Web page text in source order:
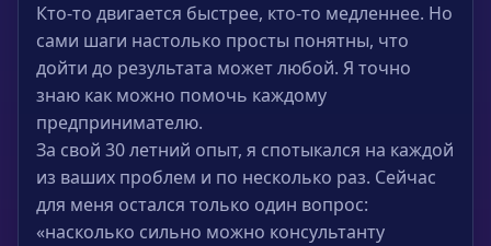
Кто-то двигается быстрее, кто-то медленнее. Но
сами шаги настолько просты понятны, что
дойти до результата может любой. Я точно
знаю как можно помочь каждому
предпринимателю.
За свой 30 летний опыт, я спотыкался на каждой
из ваших проблем и по несколько раз. Сейчас
для меня остался только один вопрос:
«насколько сильно можно консультанту